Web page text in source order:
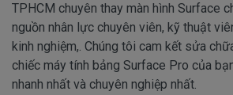
TPHCM chuyên thay màn hình Surface
nguồn nhân lực chuyên viên, kỹ thuật
kinh nghiệm,. Chúng tôi cam kết sửa
chiếc máy tính bảng Surface Pro của
nhanh nhất và chuyên nghiệp nhất.